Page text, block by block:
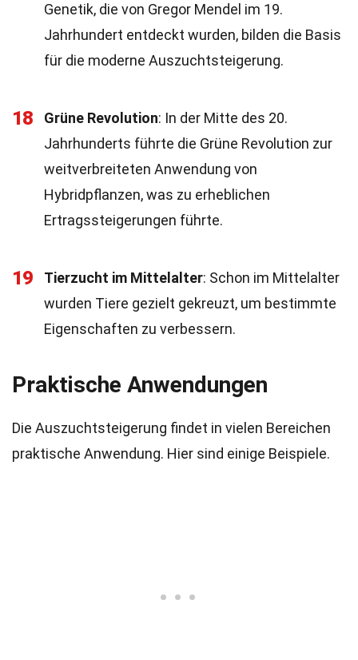
Genetik, die von Gregor Mendel im 19.
Jahrhundert entdeckt wurden, bilden die Basis
für die moderne Auszuchtsteigerung.
18 Grüne Revolution: In der Mitte des 20.
Jahrhunderts führte die Grüne Revolution zur
weitverbreiteten Anwendung von
Hybridpflanzen, was zu erheblichen
Ertragssteigerungen führte.
19 Tierzucht im Mittelalter: Schon im Mittelalter
wurden Tiere gezielt gekreuzt, um bestimmte
Eigenschaften zu verbessern.
Praktische Anwendungen
Die Auszuchtsteigerung findet in vielen Bereichen
praktische Anwendung. Hier sind einige Beispiele.